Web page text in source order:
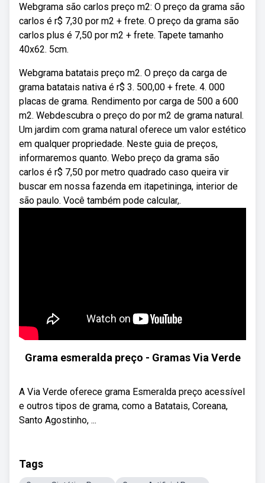
Webgrama são carlos preço m2: O preço da grama são
carlos é r$ 7,30 por m2 + frete. O preço da grama são
carlos plus é 7,50 por m2 + frete. Tapete tamanho
40x62. 5cm.
Webgrama batatais preço m2. O preço da carga de
grama batatais nativa é r$ 3. 500,00 + frete. 4. 000
placas de grama. Rendimento por carga de 500 a 600
m2. Webdescubra o preço do por m2 de grama natural.
Um jardim com grama natural oferece um valor estético
em qualquer propriedade. Neste guia de preços,
informaremos quanto. Webo preço da grama são
carlos é r$ 7,50 por metro quadrado caso queira vir
buscar em nossa fazenda em itapetininga, interior de
são paulo. Você também pode calcular,.
Grama esmeralda preço - Gramas Via Verde
A Via Verde oferece grama Esmeralda preço acessível
e outros tipos de grama, como a Batatais, Coreana,
Santo Agostinho, ...
Tags